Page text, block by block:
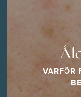
VARFÖR